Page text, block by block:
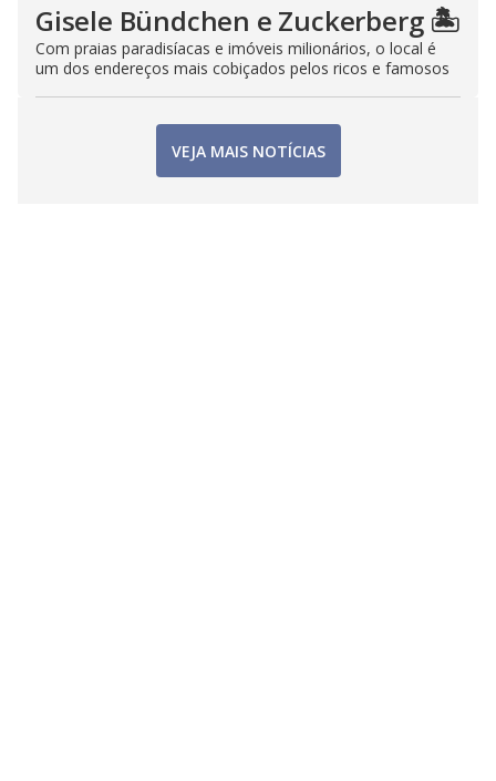
Gisele Bündchen e Zuckerberg 🏝️
Com praias paradisíacas e imóveis milionários, o local é
um dos endereços mais cobiçados pelos ricos e famosos
VEJA MAIS NOTÍCIAS